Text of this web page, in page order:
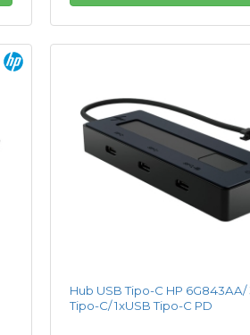
Hub USB Tipo-C HP 6G843AA/
Tipo-C/ 1xUSB Tipo-C PD